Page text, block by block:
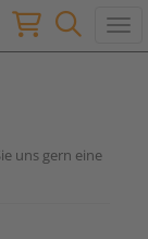
uns gern eine